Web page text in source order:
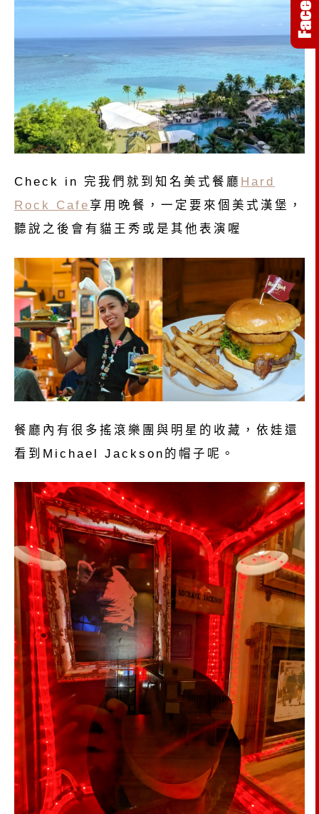
Check in 完我們就到知名美式餐廳 Hard
Rock Cafe享用晚餐，一定要來個美式漢堡，
聽說之後會有貓王秀或是其他表演喔
餐廳內有很多搖滾樂團與明星的收藏，依娃還
看到Michael Jackson的帽子呢。